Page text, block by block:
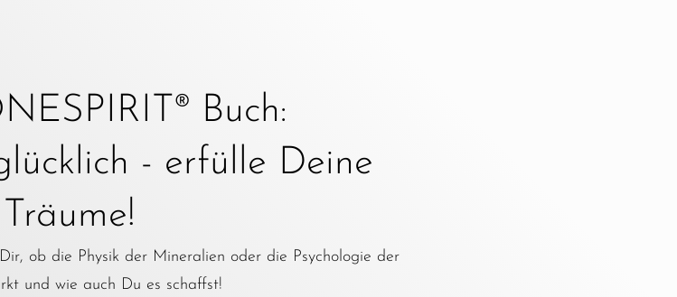
Buch:
- erfülle Deine
Träume!
ob die Physik der Mineralien oder die Psychologie der
und wie auch Du es schaffst!